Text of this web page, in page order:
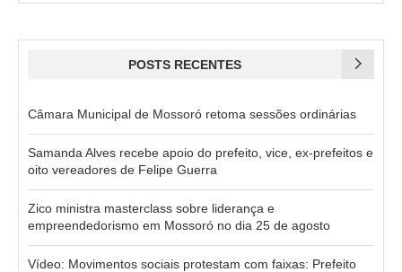
POSTS RECENTES
Câmara Municipal de Mossoró retoma sessões ordinárias
Samanda Alves recebe apoio do prefeito, vice, ex-prefeitos e
oito vereadores de Felipe Guerra
Zico ministra masterclass sobre liderança e
empreendedorismo em Mossoró no dia 25 de agosto
Vídeo: Movimentos sociais protestam com faixas: Prefeito